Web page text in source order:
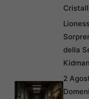
della
Kidman
2